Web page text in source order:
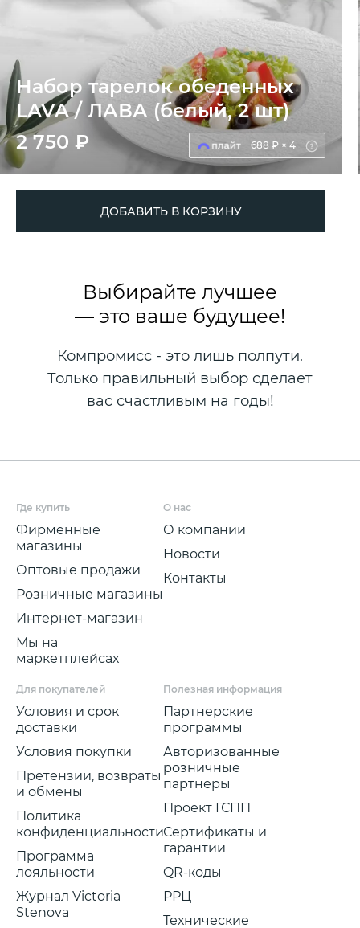
Набор тарелок обеденных
LAVA / ЛАВА (белый, 2 шт)
2 750 ₽
688 ₽ × 4
ДОБАВИТЬ В КОРЗИНУ
Выбирайте лучшее
— это ваше будущее!
Компромисс - это лишь полпути.
Только правильный выбор сделает
вас счастливым на годы!
Где купить
Фирменные
магазины
Оптовые продажи
Розничные магазины
Интернет-магазин
Мы на
маркетплейсах
О нас
О компании
Новости
Контакты
Для покупателей
Условия и срок
доставки
Условия покупки
Претензии, возвраты
и обмены
Политика
конфиденциальности
Программа
лояльности
Журнал Victoria
Stenova
Полезная информация
Партнерские
программы
Авторизованные
розничные
партнеры
Проект ГСПП
Сертификаты и
гарантии
QR-коды
РРЦ
Технические